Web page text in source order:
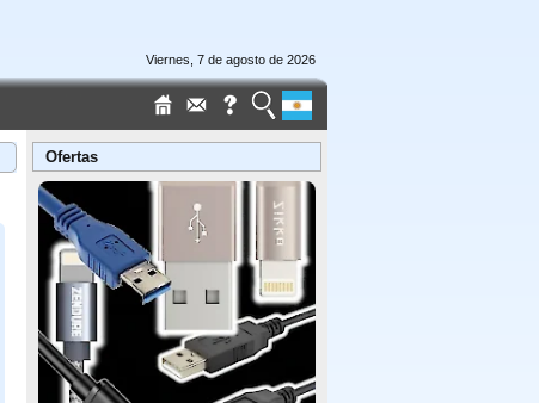
Viernes, 7 de agosto de 2026
Ofertas